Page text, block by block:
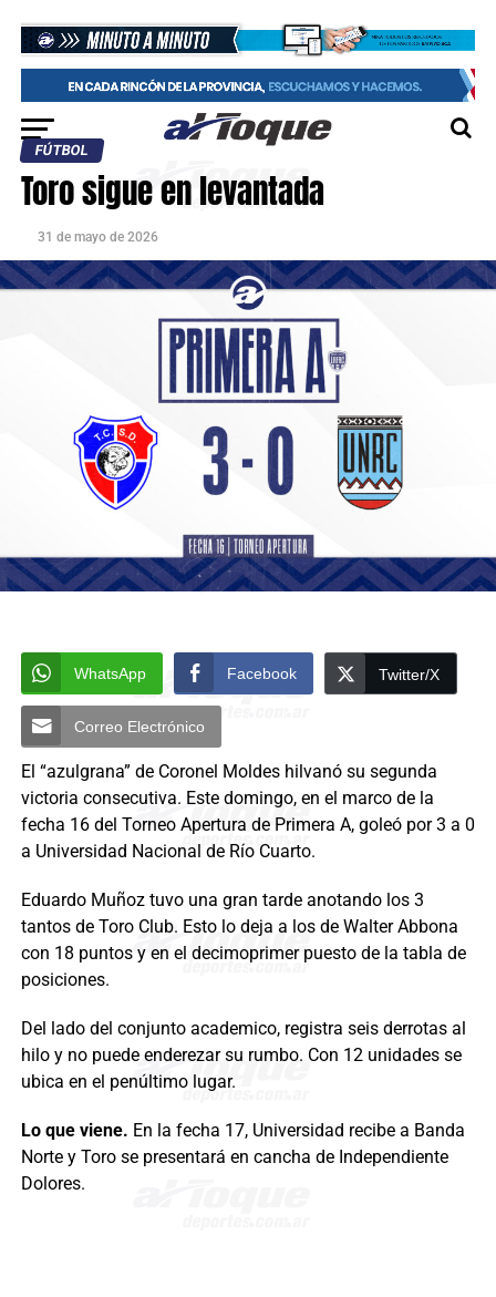
FÚTBOL
Toro sigue en levantada
31 de mayo de 2026
WhatsApp Facebook Twitter/X
Correo Electrónico
El “azulgrana” de Coronel Moldes hilvanó su segunda
victoria consecutiva. Este domingo, en el marco de la
fecha 16 del Torneo Apertura de Primera A, goleó por 3 a 0
a Universidad Nacional de Río Cuarto.
Eduardo Muñoz tuvo una gran tarde anotando los 3
tantos de Toro Club. Esto lo deja a los de Walter Abbona
con 18 puntos y en el decimoprimer puesto de la tabla de
posiciones.
Del lado del conjunto academico, registra seis derrotas al
hilo y no puede enderezar su rumbo. Con 12 unidades se
ubica en el penúltimo lugar.
Lo que viene. En la fecha 17, Universidad recibe a Banda
Norte y Toro se presentará en cancha de Independiente
Dolores.